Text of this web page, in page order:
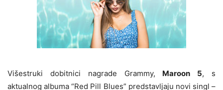
Višestruki dobitnici nagrade Grammy, Maroon 5, s
aktualnog albuma “Red Pill Blues” predstavljaju novi singl –